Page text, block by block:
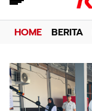
HOME BERITA